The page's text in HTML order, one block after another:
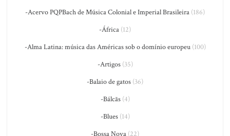
-Acervo PQPBach de Música Colonial e Imperial Brasileira (186)
-África (12)
-Alma Latina: música das Américas sob o domínio europeu(100)
-Artigos(35)
-Balaio de gatos (36)
-Bálcãs(4)
-Blues(14)
-Bossa Nova (22)